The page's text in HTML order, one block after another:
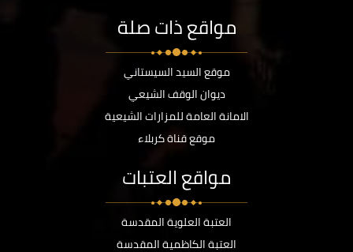
مواقع ذات صلة
موقع السيد السيستاني
ديوان الوقف الشيعي
الامانة العامة للمزارات الشيعية
موقع قناة كربلاء
مواقع العتبات
العتبة العلوية المقدسة
العتبة الكاظمية المقدسة